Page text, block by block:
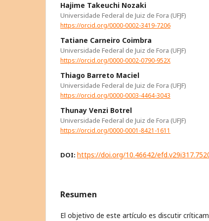
Hajime Takeuchi Nozaki
Universidade Federal de Juiz de Fora (UFJF)
https://orcid.org/0000-0002-3419-7206
Tatiane Carneiro Coimbra
Universidade Federal de Juiz de Fora (UFJF)
https://orcid.org/0000-0002-0790-952X
Thiago Barreto Maciel
Universidade Federal de Juiz de Fora (UFJF)
https://orcid.org/0000-0003-4464-3043
Thunay Venzi Botrel
Universidade Federal de Juiz de Fora (UFJF)
https://orcid.org/0000-0001-8421-1611
DOI: https://doi.org/10.46642/
Resumen
El objetivo de este artículo es discutir